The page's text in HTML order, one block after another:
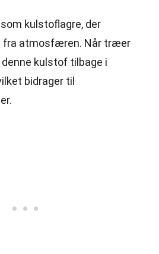
kulstoflagre, der
fra atmosfæren. Når træer
kulstof tilbage i
bidrager til